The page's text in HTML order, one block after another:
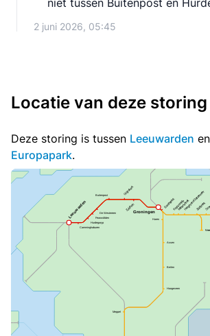
niet tussen Buitenpost en
2 juni 2026, 05:45
Locatie van deze storing
Deze storing is tussen Leeuwarden en
Europapark.